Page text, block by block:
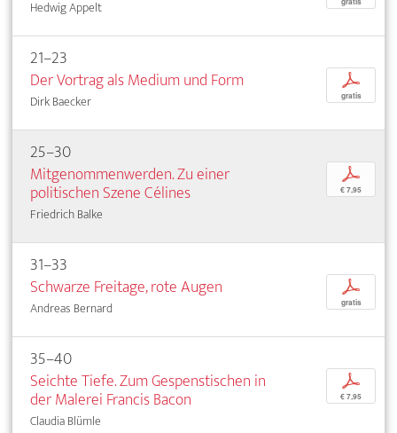
Hedwig Appelt
21–23
Der Vortrag als Medium und Form
Dirk Baecker
p
gratis
25–30
Mitgenommenwerden. Zu einer
politischen Szene Célines
Friedrich Balke
p
€ 7,95
31–33
Schwarze Freitage, rote Augen
Andreas Bernard
p
gratis
35–40
Seichte Tiefe. Zum Gespenstischen in
der Malerei Francis Bacon
Claudia Blümle
p
€ 7,95